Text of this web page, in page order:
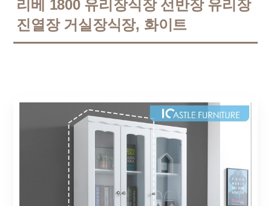
리베 1800 유리장식장 선반장 유리장
진열장 거실장식장, 화이트